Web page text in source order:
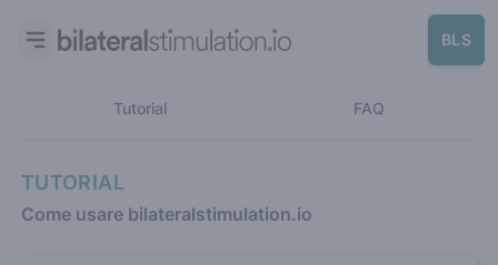
BLS
Tutorial FAQ
TUTORIAL
Come usare bilateralstimulation.io